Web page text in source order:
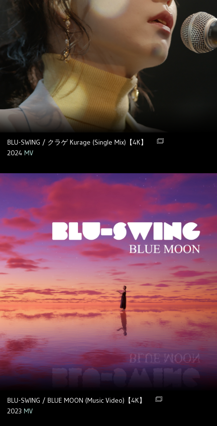
BLU-SWING / クラゲ Kurage (Single Mix)【4K】
2024 MV
BLU-SWING / BLUE MOON (Music Video)【4K】
2023 MV